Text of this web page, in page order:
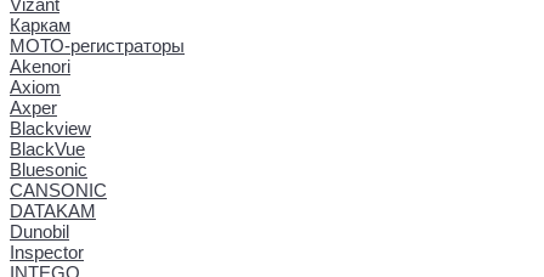
Каркам
МОТО-регистраторы
Akenori
Axiom
Axper
Blackview
BlackVue
Bluesonic
CANSONIC
DATAKAM
Dunobil
Inspector
INTEGO